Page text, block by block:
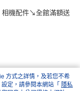
相機配件↘全館滿額送
方式之詳情，及若您不希
定，請參閱本網站「 隱私